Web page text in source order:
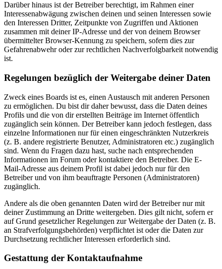
Darüber hinaus ist der Betreiber berechtigt, im Rahmen einer
Interessenabwägung zwischen deinen und seinen Interessen sowie
den Interessen Dritter, Zeitpunkte von Zugriffen und Aktionen
zusammen mit deiner IP-Adresse und der von deinem Browser
übermittelter Browser-Kennung zu speichern, sofern dies zur
Gefahrenabwehr oder zur rechtlichen Nachverfolgbarkeit notwendig
ist.
Regelungen bezüglich der Weitergabe deiner Daten
Zweck eines Boards ist es, einen Austausch mit anderen Personen
zu ermöglichen. Du bist dir daher bewusst, dass die Daten deines
Profils und die von dir erstellten Beiträge im Internet öffentlich
zugänglich sein können. Der Betreiber kann jedoch festlegen, dass
einzelne Informationen nur für einen eingeschränkten Nutzerkreis
(z. B. andere registrierte Benutzer, Administratoren etc.) zugänglich
sind. Wenn du Fragen dazu hast, suche nach entsprechenden
Informationen im Forum oder kontaktiere den Betreiber. Die E-
Mail-Adresse aus deinem Profil ist dabei jedoch nur für den
Betreiber und von ihm beauftragte Personen (Administratoren)
zugänglich.
Andere als die oben genannten Daten wird der Betreiber nur mit
deiner Zustimmung an Dritte weitergeben. Dies gilt nicht, sofern er
auf Grund gesetzlicher Regelungen zur Weitergabe der Daten (z. B.
an Strafverfolgungsbehörden) verpflichtet ist oder die Daten zur
Durchsetzung rechtlicher Interessen erforderlich sind.
Gestattung der Kontaktaufnahme